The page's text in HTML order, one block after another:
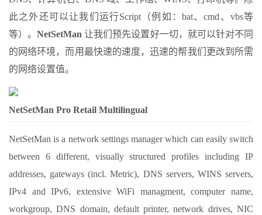
此之外还可以让我们运行Script（例如：bat、cmd、vbs等
等）。NetSetMan 让我们预先设置好一切，就可以针对不同
的网络环境，而用最快速的速度，迅速的帮我们更改到所需
的网络设置值。
NetSetMan Pro Retail Multilingual
NetSetMan is a network settings manager which can easily switch
between 6 different, visually structured profiles including IP
addresses, gateways (incl. Metric), DNS servers, WINS servers,
IPv4 and IPv6, extensive WiFi managment, computer name,
workgroup, DNS domain, default printer, network drives, NIC